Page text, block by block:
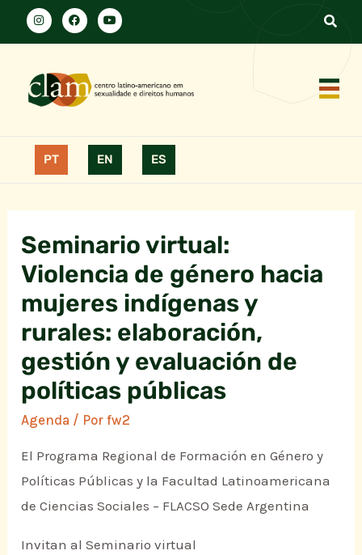
PT EN ES
Seminario virtual:
Violencia de género hacia
mujeres indígenas y
rurales: elaboración,
gestión y evaluación de
políticas públicas
Agenda / Porfw2
El Programa Regional de Formación en Género y
Políticas Públicas y la Facultad Latinoamericana
de Ciencias Sociales – FLACSO Sede Argentina
Invitan al Seminario virtual